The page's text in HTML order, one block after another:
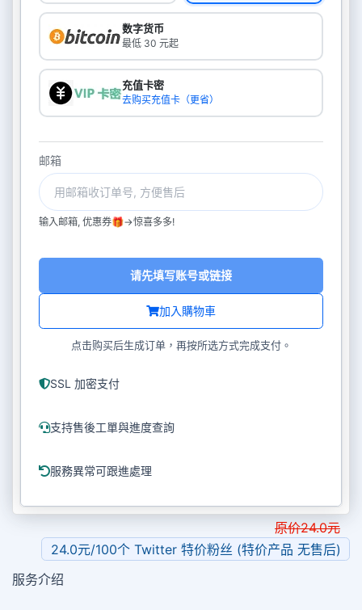
数字货币
最低 30 元起
充值卡密
去购买充值卡（更省）
邮箱
输入邮箱, 优惠券🎁->惊喜多多!
加入購物車
请先填写账号或链接
点击购买后生成订单，再按所选方式完成支付。
SSL 加密支付
支持售後工單與進度查詢
服務異常可跟進處理
原价24.0元
24.0元/100个 Twitter 特价粉丝 (特价产品 无售后)
服务介绍